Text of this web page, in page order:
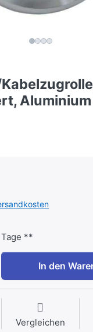
Aluminium
**
In den
Vergleichen